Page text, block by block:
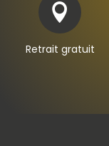

Retrait gratuit